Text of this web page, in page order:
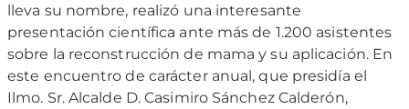
lleva su nombre, realizó una interesante
presentación científica ante más de 1.200 asistentes
sobre la reconstrucción de mama y su aplicación. En
este encuentro de carácter anual, que presidía el
Ilmo. Sr. Alcalde D. Casimiro Sánchez Calderón,